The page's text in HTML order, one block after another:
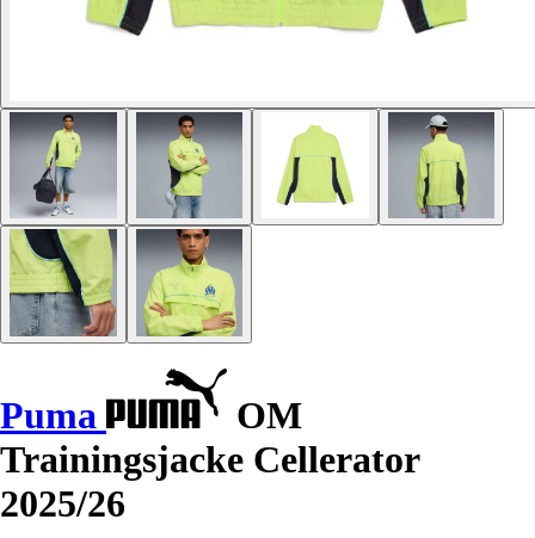
Puma
OM
Trainingsjacke Cellerator
2025/26